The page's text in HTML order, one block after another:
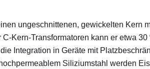
ungeschnittenen, gewickelten Kern
Kern-Transformatoren kann er etwa 30
Integration in Geräte mit
Siliziumstahl werden